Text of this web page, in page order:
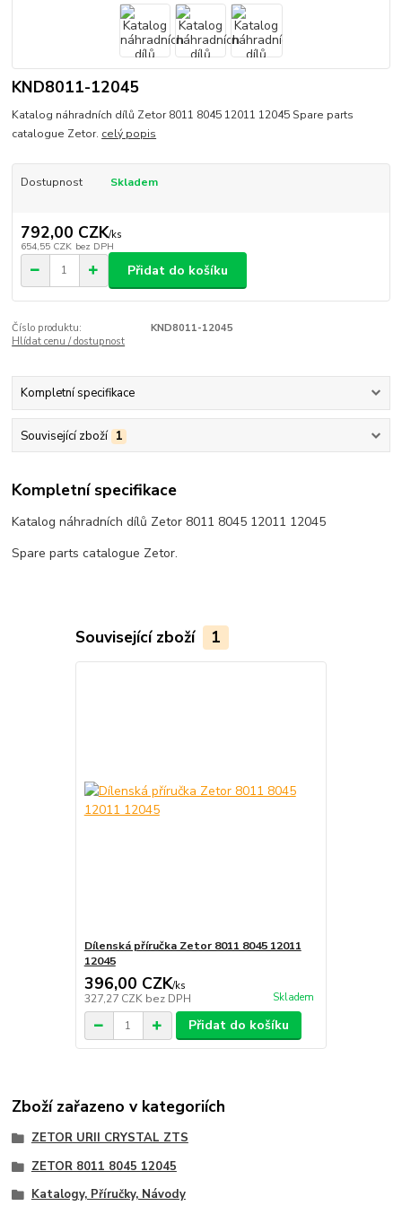
KND8011-12045
Katalog náhradních dílů Zetor 8011 8045 12011 12045 Spare parts
catalogue Zetor. celý popis
Dostupnost Skladem
792,00 CZK/ks
654,55 CZK bez DPH
Přidat do košíku
Číslo produktu:
KND8011-12045
Hlídat cenu / dostupnost
Kompletní specifikace
Související zboží 1
Kompletní specifikace
Katalog náhradních dílů Zetor 8011 8045 12011 12045
Spare parts catalogue Zetor.
Související zboží 1
Dílenská příručka Zetor 8011 8045 12011
12045
396,00 CZK/ks
327,27 CZK bez DPH Skladem
Přidat do košíku
Zboží zařazeno v kategoriích
ZETOR URII CRYSTAL ZTS
ZETOR 8011 8045 12045
Katalogy, Příručky, Návody